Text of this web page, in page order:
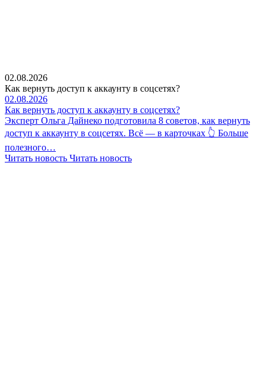
02.08.2026
Как вернуть доступ к аккаунту в соцсетях?
02.08.2026
Как вернуть доступ к аккаунту в соцсетях?
Эксперт Ольга Дайнеко подготовила 8 советов, как вернуть
доступ к аккаунту в соцсетях. Всё — в карточках 👆 Больше
полезного…
Читать новость Читать новость